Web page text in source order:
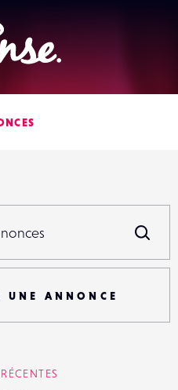
Lense
UNE ANNONCE